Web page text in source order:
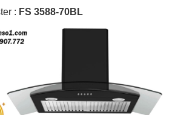
: FS 3588-70BL